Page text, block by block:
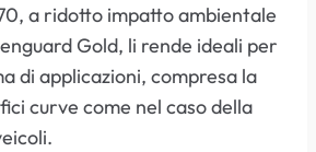
a ridotto impatto ambientale
Gold, li rende ideali per
di applicazioni, compresa la
curve come nel caso della